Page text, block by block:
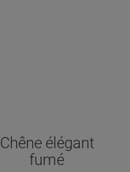
Chêne élégant
fumé